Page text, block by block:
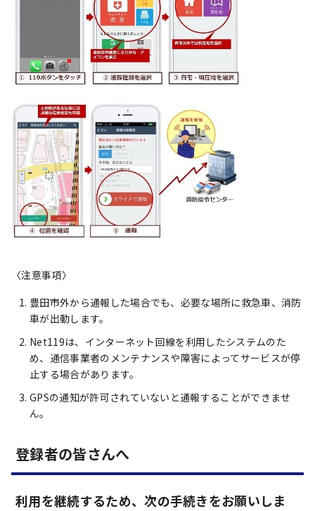
〈注意事項〉
豊田市外から通報した場合でも、必要な場所に救急車、消防
車が出動します。
Net119は、インターネット回線を利用したシステムのた
め、通信事業者のメンテナンスや障害によってサービスが停
止する場合があります。
GPSの通知が許可されていないと通報することができませ
ん。
登録者の皆さんへ
利用を継続するため、次の手続きをお願いしま